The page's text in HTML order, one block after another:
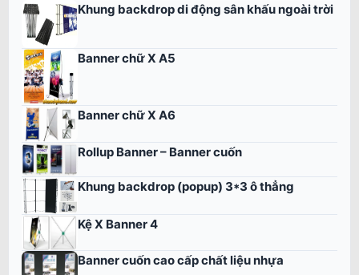
Khung backdrop di động sân khấu ngoài trời
Banner chữ X A5
Banner chữ X A6
Rollup Banner – Banner cuốn
Khung backdrop (popup) 3*3 ô thẳng
Kệ X Banner 4
Banner cuốn cao cấp chất liệu nhựa